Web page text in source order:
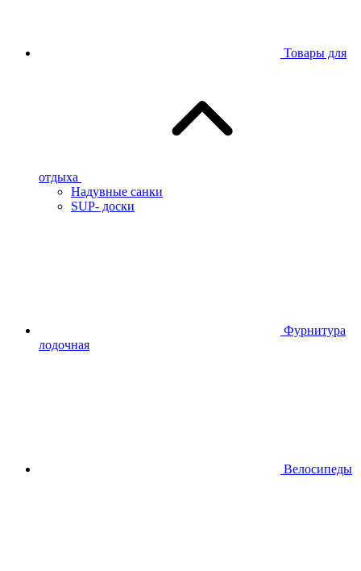
Товары для
отдыха
Надувные санки
SUP- доски
Фурнитура
лодочная
Велосипеды